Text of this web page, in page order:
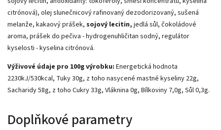
citrónová), olej slunečnicový rafinovaný dezodorizovaný, sušená
melanže, kakaový prášek, sojový lecitin, jedlá sůl, čokoládové
aroma, prášek do pečiva - hydrogenuhličitan sodný, regulátor
kyselosti - kyselina citrónová.
Výživové údaje pro 100g výrobku: Energetická hodnota
2230kJ/530kcal, Tuky 30g, z toho nasycené mastné kyseliny 22g,
Sacharidy 58g, z toho Cukry 33g, Vláknina 0g, Bílkoviny 7,0g, Sůl 0,3g.
Doplňkové parametry